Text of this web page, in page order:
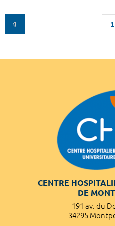
1
CENTRE
DE
191 av. du
34295